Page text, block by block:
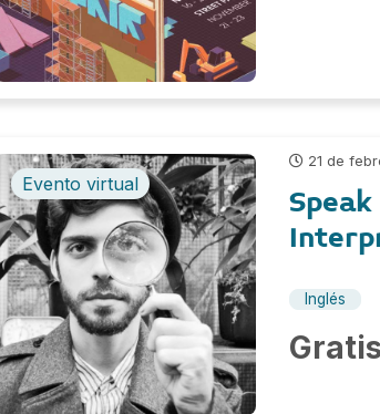
Evento virtual
21 de
Inglés
Gratis